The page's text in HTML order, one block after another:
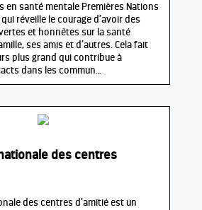
en santé mentale Premières Nations
réveille le courage d’avoir des
et honnêtes sur la santé
ses amis et d’autres. Cela fait
plus grand qui contribue à
dans les commun…
des centres
des centres d’amitié est un